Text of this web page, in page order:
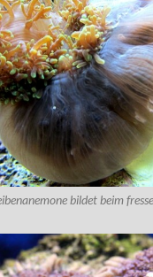
bildet beim